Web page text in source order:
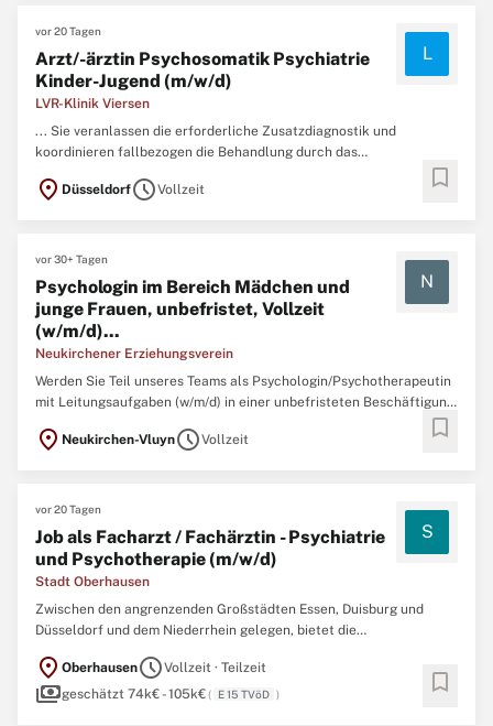
vor 20 Tagen
Arzt/-ärztin Psychosomatik Psychiatrie
Kinder-Jugend (m/w/d)
LVR-Klinik Viersen
L
... Sie veranlassen die erforderliche Zusatzdiagnostik und
koordinieren fallbezogen die Behandlung durch das
multiprofessionelle Team.Interdisziplinäre Zusammenarbeit: Sie
arbeiten eng mit einem interdisziplinären Team aus
location_on DüsseldorfscheduleVollzeit bookmark
vor 30+ Tagen
Psychologin im Bereich Mädchen und
junge Frauen, unbefristet, Vollzeit
(w/m/d)...
Neukirchener Erziehungsverein
N
Werden Sie Teil unseres Teams als Psychologin/Psychotherapeutin
mit Leitungsaufgaben (w/m/d) in einer unbefristeten Beschäftigung
Jugendhilfeeinrichtung Haus Elim und unserem Mutter- Vater- Kind-
location_on Neukirchen-VluynscheduleVollzeit bookmark
vor 20 Tagen
Job als Facharzt / Fachärztin - Psychiatrie
und Psychotherapie (m/w/d)
Stadt Oberhausen
S
Zwischen den angrenzenden Großstädten Essen, Duisburg und
Düsseldorf und dem Niederrhein gelegen, bietet die
für Menschen, die das pulsierende Leben einer Metropole
bevorzugen oder das Ländliche mögen. In vielfältigen
location_on OberhausenscheduleVollzeit · Teilzeit
paymentsgeschätzt 74k€ - 105k€( E 15 TVöD ) bookmark